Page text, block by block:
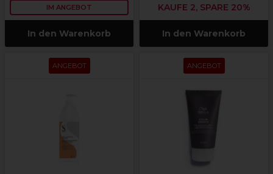
IM ANGEBOT
In den Warenkorb
KAUFE 2, SPARE 20%
In den Warenkorb
ANGEBOT ANGEBOT